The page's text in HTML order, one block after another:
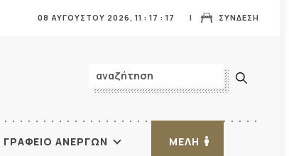
ΣΥΝΔΕΣΗ
08 ΑΥΓΟΥΣΤΟΥ 2026, 11 : 17 : 19
ΓΡΑΦΕΙΟ ΑΝΕΡΓΩΝ ΜΕΛΗ